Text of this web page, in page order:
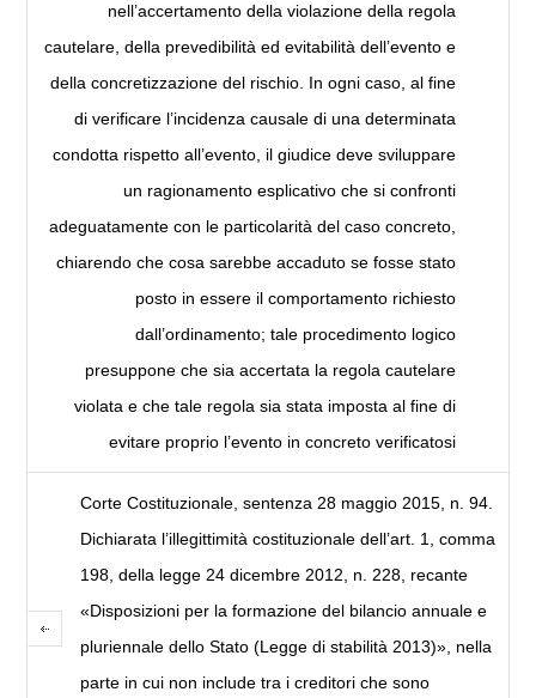
nell’accertamento della violazione della regola
cautelare, della prevedibilità ed evitabilità dell’evento e
della concretizzazione del rischio. In ogni caso, al fine
di verificare l’incidenza causale di una determinata
condotta rispetto all’evento, il giudice deve sviluppare
un ragionamento esplicativo che si confronti
adeguatamente con le particolarità del caso concreto,
chiarendo che cosa sarebbe accaduto se fosse stato
posto in essere il comportamento richiesto
dall’ordinamento; tale procedimento logico
presuppone che sia accertata la regola cautelare
violata e che tale regola sia stata imposta al fine di
evitare proprio l’evento in concreto verificatosi
Corte Costituzionale, sentenza 28 maggio 2015, n. 94.
Dichiarata l’illegittimità costituzionale dell’art. 1, comma
198, della legge 24 dicembre 2012, n. 228, recante
«Disposizioni per la formazione del bilancio annuale e
pluriennale dello Stato (Legge di stabilità 2013)», nella
parte in cui non include tra i creditori che sono